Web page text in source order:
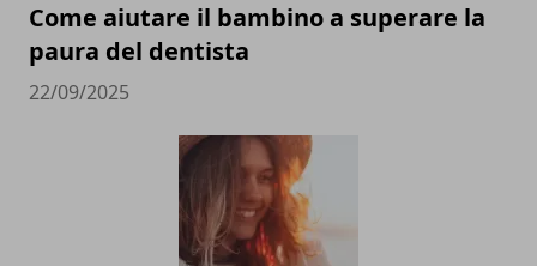
Come aiutare il bambino a superare la
paura del dentista
22/09/2025